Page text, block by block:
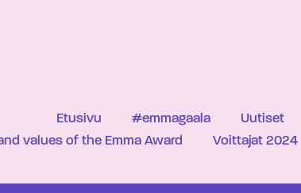
Etusivu #emmagaala Uutiset
values of the Emma Award
Voittajat 2024